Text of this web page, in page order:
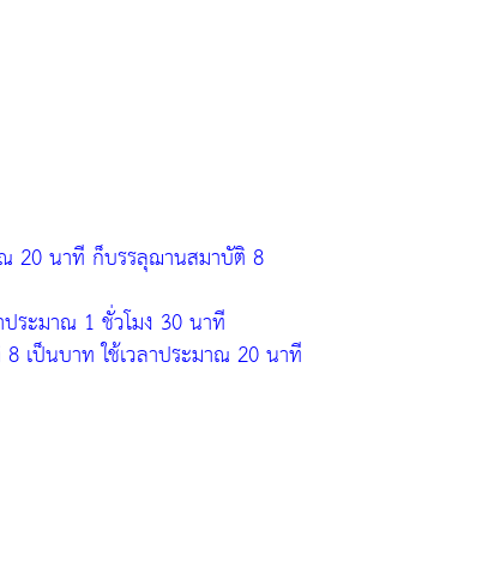
ณ 20 นาที ก็บรรลุฌานสมาบัติ 8
ระมาณ 1 ชั่วโมง 30 นาที
เป็นบาท ใช้เวลาประมาณ 20 นาที